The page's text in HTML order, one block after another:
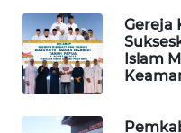
Gereja
Islam
NET
PLN
WATCH